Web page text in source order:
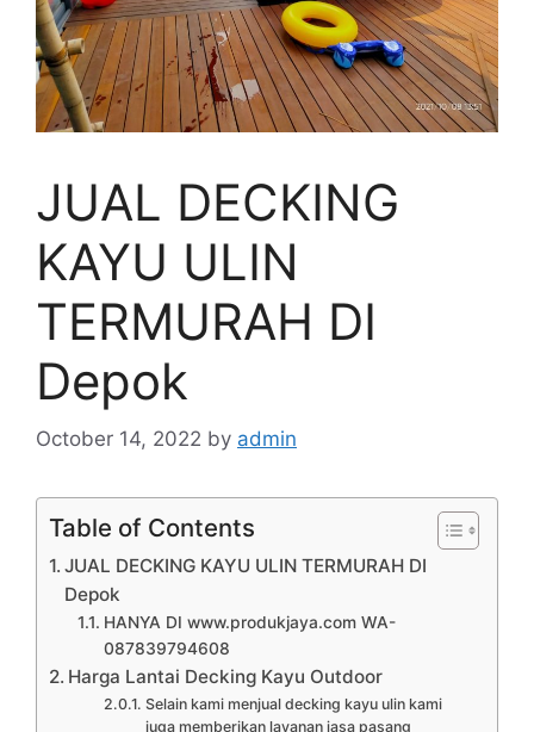
JUAL DECKING
KAYU ULIN
TERMURAH DI
Depok
October 14, 2022 by admin
Table of Contents
JUAL DECKING KAYU ULIN TERMURAH DI
Depok
HANYA DI www.produkjaya.com WA-
087839794608
Harga Lantai Decking Kayu Outdoor
Selain kami menjual decking kayu ulin kami
juga memberikan layanan jasa pasang